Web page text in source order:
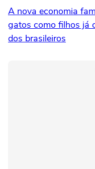
A nova economia
gatos como filhos já
dos brasileiros